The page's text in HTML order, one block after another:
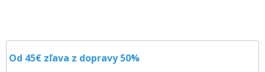
Od 45€ zľava z dopravy 50%